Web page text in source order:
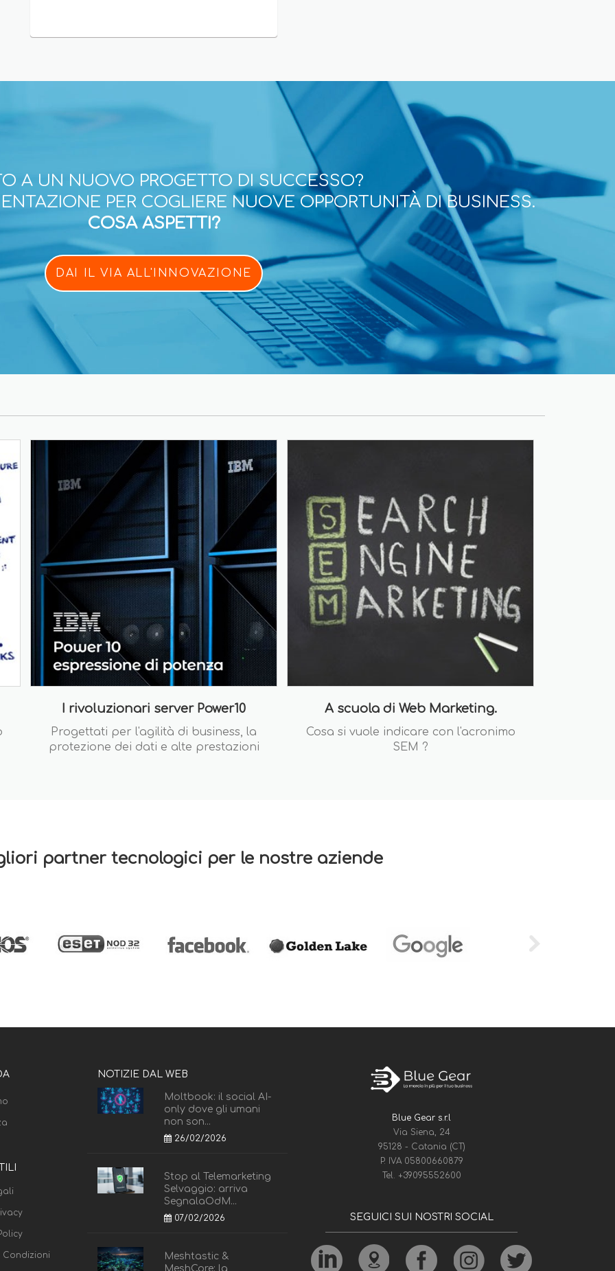
A UN NUOVO PROGETTO DI SUCCESSO?
PER COGLIERE NUOVE OPPORTUNITÀ DI BUSINESS.
COSA ASPETTI?
DAI IL VIA ALL'INNOVAZIONE
I rivoluzionari server Power10
Progettati per l'agilità di business, la
protezione dei dati e alte prestazioni
A scuola di Web Marketing.
Cosa si vuole indicare con l'acronimo
SEM ?
partner tecnologici per le nostre aziende
Condizioni
NOTIZIE DAL WEB
Moltbook: il social AI-
only dove gli umani
non son...
26/02/2026
Stop al Telemarketing
Selvaggio: arriva
SegnalaOdM...
07/02/2026
Meshtastic &
MeshCore: la
Blue Gear s.r.l
Via Siena, 24
95128 - Catania (CT)
P. IVA 05800660879
Tel. +39095552600
SEGUICI SUI NOSTRI SOCIAL